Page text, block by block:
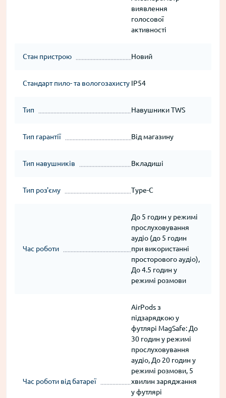
виявлення
голосової
активності
Стан пристрою Новий
Стандарт пило- та вологозахисту IP54
Тип Навушники TWS
Тип гарантії Від магазину
Тип навушників Вкладиші
Тип роз'єму Type-C
Час роботи
До 5 годин у режимі
прослуховування
аудіо (до 5 годин
при використанні
просторового аудіо),
До 4.5 годин у
режимі розмови
Час роботи від батареї
AirPods з
підзарядкою у
футлярі MagSafe: До
30 годин у режимі
прослуховування
аудіо, До 20 годин у
режимі розмови, 5
хвилин заряджання
у футлярі